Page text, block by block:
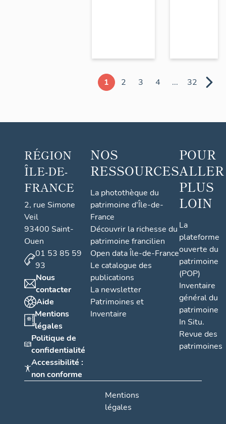
1 2 3 4 ... 32
RÉGION
ÎLE-DE-
FRANCE
2, rue Simone
Veil
93400 Saint-
Ouen
01 53 85 59
93
Nous
contacter
Aide
Mentions
légales
Politique de
confidentialité
Accessibilité :
non conforme
NOS
RESSOURCES
La photothèque du
patrimoine d'Île-de-
France
Découvrir la richesse du
patrimoine francilien
Open data Île-de-France
Le catalogue des
publications
La newsletter
Patrimoines et
Inventaire
POUR
ALLER
PLUS
LOIN
La
plateforme
ouverte du
patrimoine
(POP)
Inventaire
général du
patrimoine
In Situ.
Revue des
patrimoines
Mentions
légales